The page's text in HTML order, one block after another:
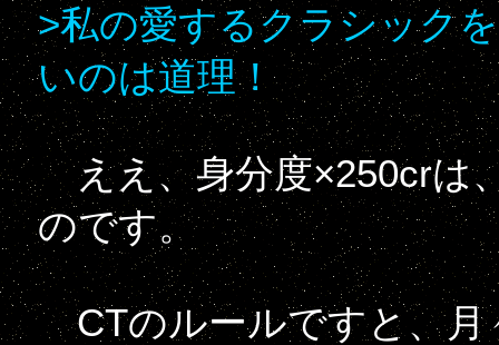
>私の愛するクラシック
いのは道理！
ええ、身分度×250crは
のです。
CTのルールですと、月